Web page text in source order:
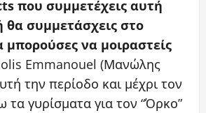
που συμμετέχεις αυτή
θα συμμετάσχεις στο
μπορούσες να μοιραστείς
Emmanouel (Μανώλης
την περίοδο και μέχρι τον
τα γυρίσματα για τον “Όρκο”